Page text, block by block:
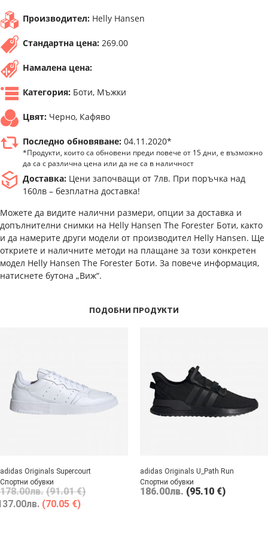
Производител: Helly Hansen
Стандартна цена: 269.00
Намалена цена:
Категория: Боти, Мъжки
Цвят: Черно, Кафяво
Последно обновяване: 04.11.2020*
*Продукти, които са обновени преди повече от 15 дни, е възможно
да са с различна цена или да не са в наличност
Доставка: Цени започващи от 7лв. При поръчка над
160лв – безплатна доставка!
Можете да видите налични размери, опции за доставка и
допълнителни снимки на Helly Hansen The Forester Боти, както
и да намерите други модели от производител Helly Hansen. Ще
откриете и наличните методи на плащане за този конкретен
модел Helly Hansen The Forester Боти. За повече информация,
натиснете бутона „Виж“.
ПОДОБНИ ПРОДУКТИ
adidas Originals Supercourt
Спортни обувки
178.00лв. (91.01 €)
лв. (70.05 €)
adidas Originals U_Path Run
Спортни обувки
186.00лв. (95.10 €)